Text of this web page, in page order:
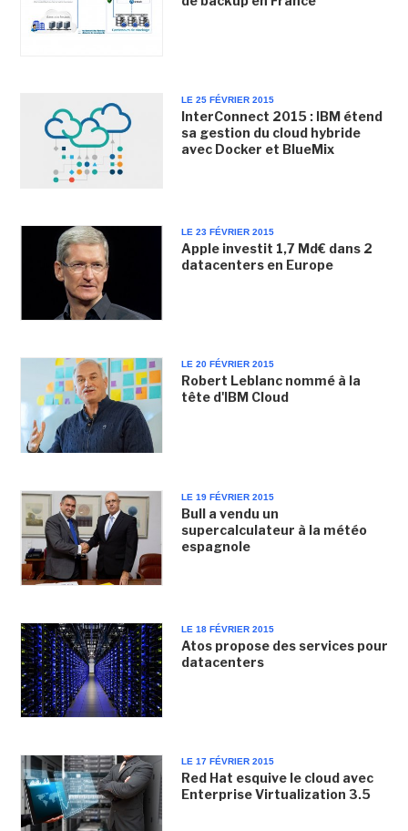
LE 25 FÉVRIER 2015
InterConnect 2015 : IBM étend
sa gestion du cloud hybride
avec Docker et BlueMix
LE 23 FÉVRIER 2015
Apple investit 1,7 Md€ dans 2
datacenters en Europe
LE 20 FÉVRIER 2015
Robert Leblanc nommé à la
tête d'IBM Cloud
LE 19 FÉVRIER 2015
Bull a vendu un
supercalculateur à la météo
espagnole
LE 18 FÉVRIER 2015
Atos propose des services pour
datacenters
LE 17 FÉVRIER 2015
Red Hat esquive le cloud avec
Enterprise Virtualization 3.5